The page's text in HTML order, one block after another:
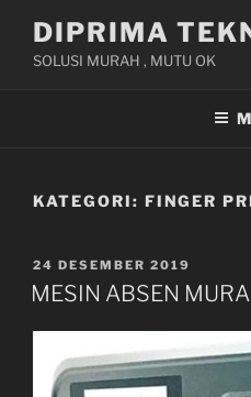
content
DIPRIMA
SOLUSI MURAH , MUTU OK
KATEGORI: FINGER
POSTED
ON
24 DESEMBER 2019
MESIN ABSEN